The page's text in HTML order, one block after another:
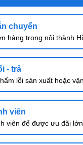
chuyển
hàng trong nội thành
- trả
lỗi sản xuất hoặc
viên
viên để được ưu đãi lớn